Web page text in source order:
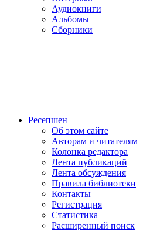
Аудиокниги
Альбомы
Сборники
Ресепшен
Об этом сайте
Авторам и читателям
Колонка редактора
Лента публикаций
Лента обсуждения
Правила библиотеки
Контакты
Регистрация
Статистика
Расширенный поиск